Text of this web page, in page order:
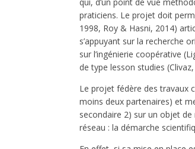
praticiens. Le projet doit
1998, Roy & Hasni, 2014)
s’appuyant sur la recherche
sur l’ingénierie coopérative
de type lesson studies
Le projet fédère des travaux
moins deux partenaires) et
secondaire 2) sur un objet
réseau : la démarche